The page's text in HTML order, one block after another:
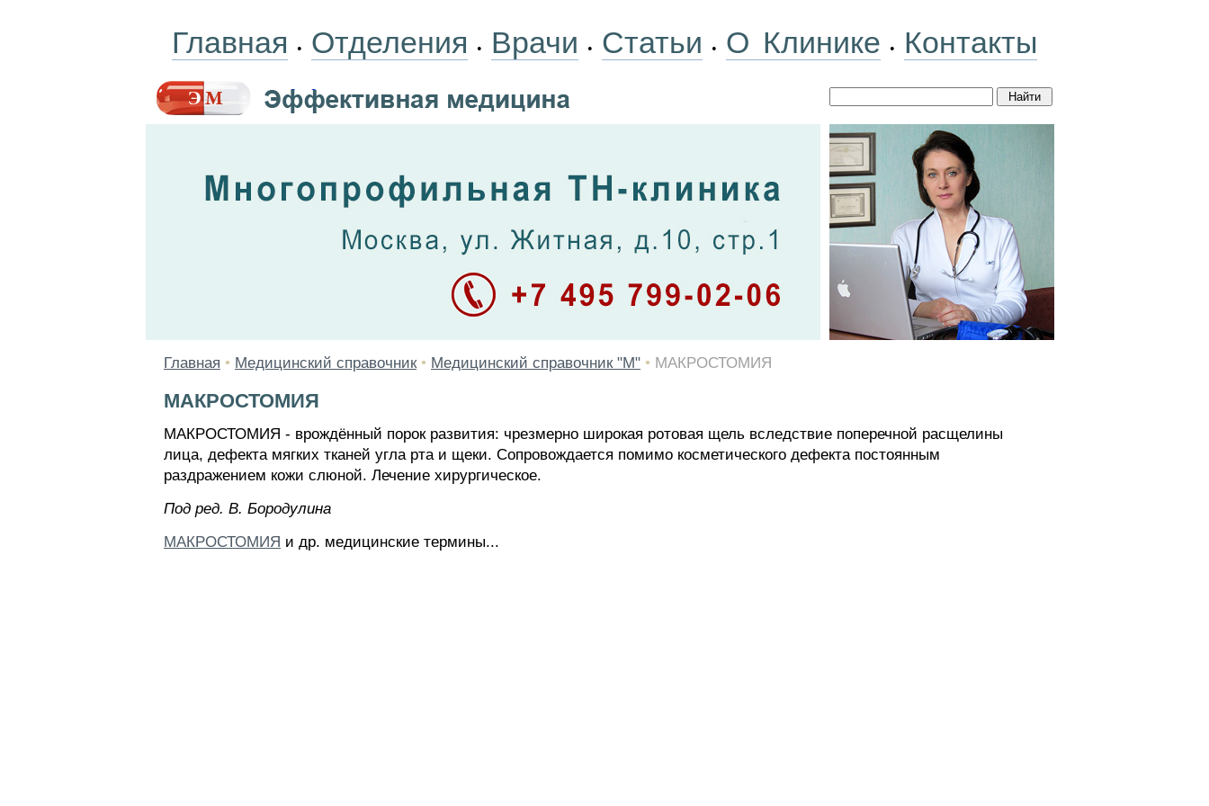
Главная • Отделения • Врачи • Статьи • О Клинике • Контакты
Главная • Медицинский справочник • Медицинский справочник "М" • МАКРОСТОМИЯ
МАКРОСТОМИЯ
МАКРОСТОМИЯ - врождённый порок развития: чрезмерно широкая ротовая щель вследствие поперечной расщелины
лица, дефекта мягких тканей угла рта и щеки. Сопровождается помимо косметического дефекта постоянным
раздражением кожи слюной. Лечение хирургическое.
Пoд peд. B. Бopoдyлинa
МАКРОСТОМИЯ и др. медицинские термины...